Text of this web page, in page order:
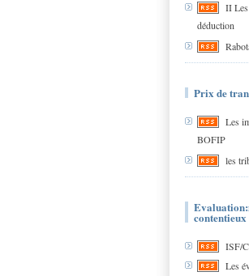
II
déduction
Prix de
Les
BOFIP
les
contentieux
ISF/
Les